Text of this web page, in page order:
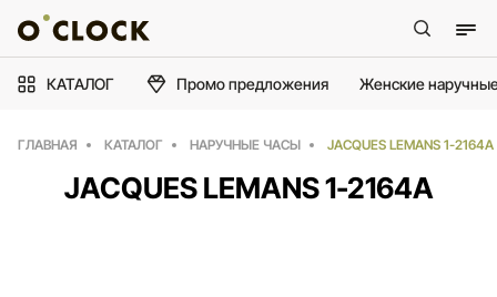
КАТАЛОГ Промо предложения Женские
ГЛАВНАЯ КАТАЛОГ НАРУЧНЫЕ ЧАСЫ JACQUES LEMANS 1-2164A
JACQUES LEMANS 1-2164A